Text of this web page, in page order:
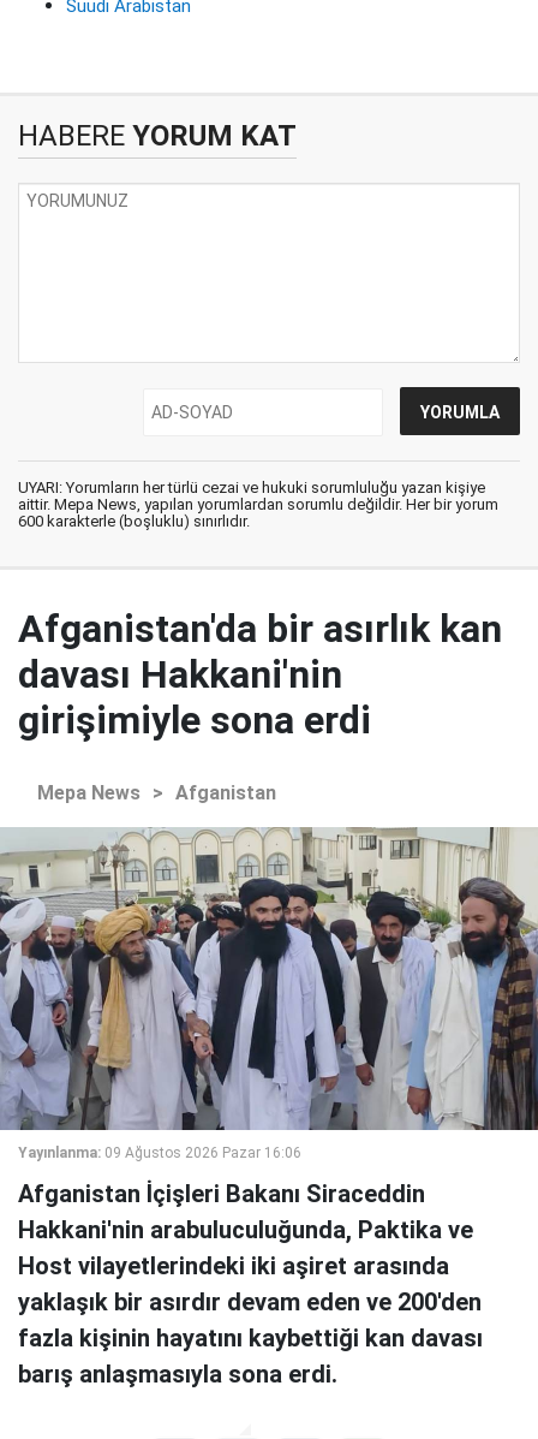
Suudi Arabistan
HABERE YORUM KAT
UYARI: Yorumların her türlü cezai ve hukuki sorumluluğu yazan kişiye
aittir. Mepa News, yapılan yorumlardan sorumlu değildir. Her bir yorum
600 karakterle (boşluklu) sınırlıdır.
Afganistan'da bir asırlık kan
davası Hakkani'nin
girişimiyle sona erdi
Mepa News > Afganistan
Yayınlanma: 09 Ağustos 2026 Pazar 16:06
Afganistan İçişleri Bakanı Siraceddin
Hakkani'nin arabuluculuğunda, Paktika ve
Host vilayetlerindeki iki aşiret arasında
yaklaşık bir asırdır devam eden ve 200'den
fazla kişinin hayatını kaybettiği kan davası
barış anlaşmasıyla sona erdi.